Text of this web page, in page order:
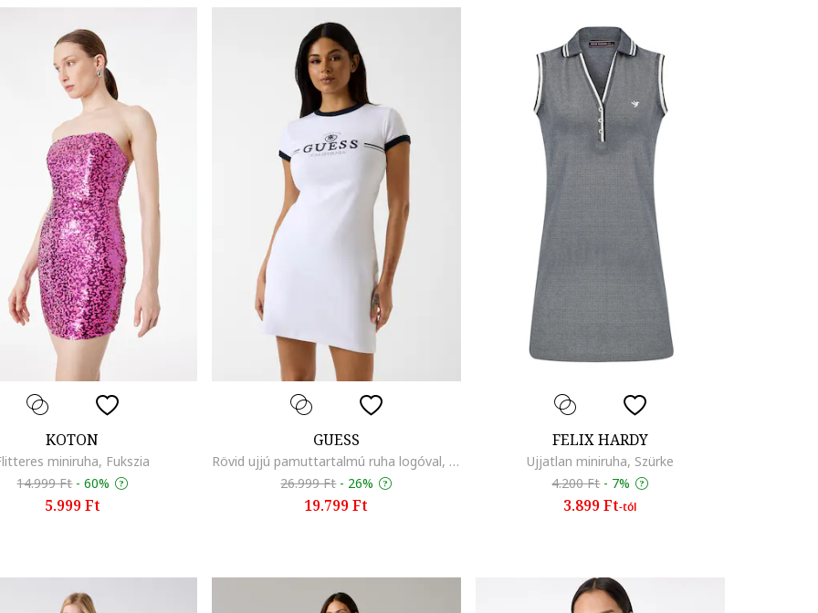
KOTON
miniruha, Fukszia
14.999 Ft -60%
5.999 Ft
GUESS
Rövid ujjú pamuttartalmú ruha logóval, Fehér
26.999 Ft - 26%
19.799 Ft
FELIX HARDY
Ujjatlan miniruha, Szürke
4.200 Ft - 7%
3.899 Ft-tól